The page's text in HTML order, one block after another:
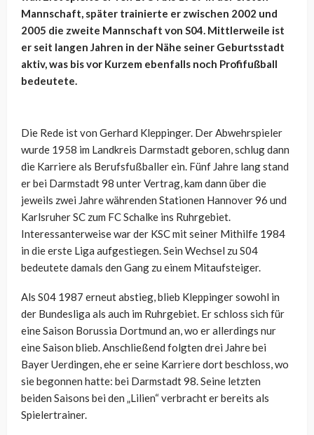
Mannschaft, später trainierte er zwischen 2002 und
2005 die zweite Mannschaft von S04. Mittlerweile ist
er seit langen Jahren in der Nähe seiner Geburtsstadt
aktiv, was bis vor Kurzem ebenfalls noch Profifußball
bedeutete.
Die Rede ist von Gerhard Kleppinger. Der Abwehrspieler
wurde 1958 im Landkreis Darmstadt geboren, schlug dann
die Karriere als Berufsfußballer ein. Fünf Jahre lang stand
er bei Darmstadt 98 unter Vertrag, kam dann über die
jeweils zwei Jahre währenden Stationen Hannover 96 und
Karlsruher SC zum FC Schalke ins Ruhrgebiet.
Interessanterweise war der KSC mit seiner Mithilfe 1984
in die erste Liga aufgestiegen. Sein Wechsel zu S04
bedeutete damals den Gang zu einem Mitaufsteiger.
Als S04 1987 erneut abstieg, blieb Kleppinger sowohl in
der Bundesliga als auch im Ruhrgebiet. Er schloss sich für
eine Saison Borussia Dortmund an, wo er allerdings nur
eine Saison blieb. Anschließend folgten drei Jahre bei
Bayer Uerdingen, ehe er seine Karriere dort beschloss, wo
sie begonnen hatte: bei Darmstadt 98. Seine letzten
beiden Saisons bei den „Lilien“ verbracht er bereits als
Spielertrainer.